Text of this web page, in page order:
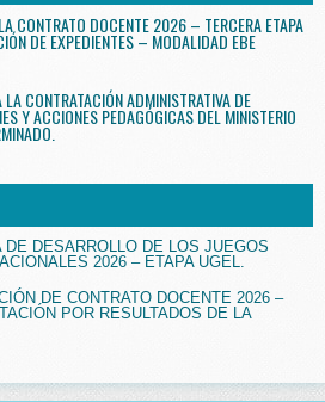
CONTRATO DOCENTE 2026 – TERCERA ETAPA
DE EXPEDIENTES – MODALIDAD EBE
CONTRATACIÓN ADMINISTRATIVA DE
Y ACCIONES PEDAGÓGICAS DEL MINISTERIO
DE DESARROLLO DE LOS JUEGOS
2026 – ETAPA UGEL.
DE CONTRATO DOCENTE 2026 –
POR RESULTADOS DE LA